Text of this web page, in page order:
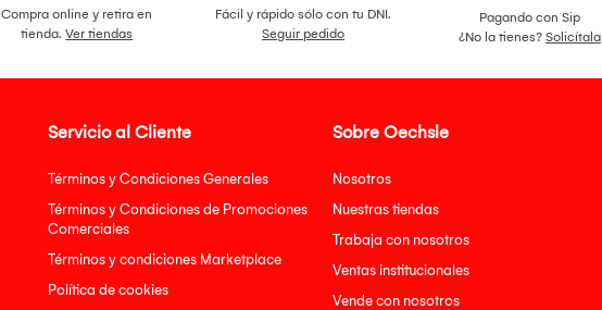
Compra online y retira en
tienda.Ver tiendas
Fácil y rápido sólo con tu DNI.
Seguir pedido
Pagando con Sip
¿No la tienes? Solicítala
Servicio al Cliente
Términos y Condiciones Generales
Términos y Condiciones de Promociones
Comerciales
Términos y condiciones Marketplace
Política de cookies
Sobre Oechsle
Nosotros
Nuestras tiendas
Trabaja con nosotros
Ventas institucionales
Vende con nosotros